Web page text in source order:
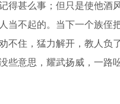
得甚么事；但只是使他酒
当不起的。当下一个族侄
不住，猛力解开，教人负
些意思，耀武扬威，一路